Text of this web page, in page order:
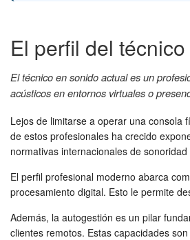
El perfil del
El técnico en sonido actual es un
acústicos en entornos virtuales o
Lejos de limitarse a operar una consola
de estos profesionales ha crecido
normativas internacionales de
El perfil profesional moderno abarca
procesamiento digital. Esto le permite
Además, la autogestión es un pilar
clientes remotos. Estas capacidades